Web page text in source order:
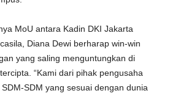
MoU antara Kadin DKI Jakarta
Diana Dewi berharap win-win
yang saling menguntungkan di
“Kami dari pihak pengusaha
SDM yang sesuai dengan dunia